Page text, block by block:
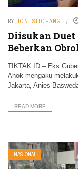
BY JONI SITOHANG
Diisukan
Beberkan
TIKTAK.ID – Eks
Ahok mengaku
Jakarta, Anies
READ MORE
NASIONAL